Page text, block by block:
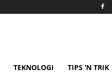
TEKNOLOGI TIPS ‘N TRIK